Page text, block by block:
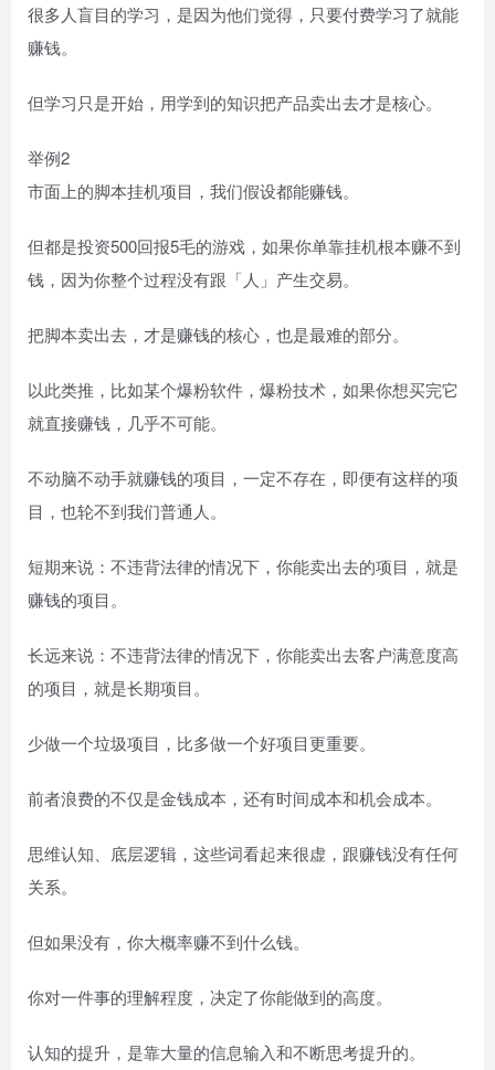
很多人盲目的学习，是因为他们觉得，只要付费学习了就能
赚钱。
但学习只是开始，用学到的知识把产品卖出去才是核心。
举例2
市面上的脚本挂机项目，我们假设都能赚钱。
但都是投资500回报5毛的游戏，如果你单靠挂机根本赚不到
钱，因为你整个过程没有跟「人」产生交易。
把脚本卖出去，才是赚钱的核心，也是最难的部分。
以此类推，比如某个爆粉软件，爆粉技术，如果你想买完它
就直接赚钱，几乎不可能。
不动脑不动手就赚钱的项目，一定不存在，即便有这样的项
目，也轮不到我们普通人。
短期来说：不违背法律的情况下，你能卖出去的项目，就是
赚钱的项目。
长远来说：不违背法律的情况下，你能卖出去客户满意度高
的项目，就是长期项目。
少做一个垃圾项目，比多做一个好项目更重要。
前者浪费的不仅是金钱成本，还有时间成本和机会成本。
思维认知、底层逻辑，这些词看起来很虚，跟赚钱没有任何
关系。
但如果没有，你大概率赚不到什么钱。
你对一件事的理解程度，决定了你能做到的高度。
认知的提升，是靠大量的信息输入和不断思考提升的。